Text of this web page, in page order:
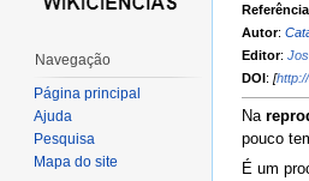
Autor:
Editor:
DOI: [
Na
pouco
É um
Navegação
Página principal
Ajuda
Pesquisa
Mapa do site